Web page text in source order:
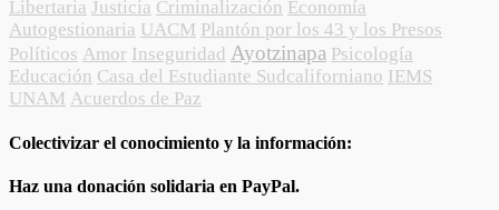
Libertaria Justicia Criminalización Economía
Autogestionaria UACM Plantón por los 43 y los Presos
Políticos Amor Inseguridad Ayotzinapa Psicología
Educación Casa del Estudiante Sudcaliforniano IEMS
UNAM Acuerdos de Paz
Colectivizar el conocimiento y la información:
Haz una donación solidaria en PayPal.